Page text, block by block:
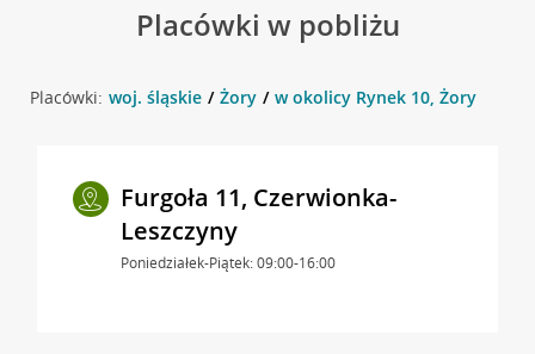
Placówki w pobliżu
Placówki: woj. śląskie Żory w okolicy Rynek 10, Żory
Furgoła 11, Czerwionka-
Leszczyny
Poniedziałek-Piątek: 09:00-16:00